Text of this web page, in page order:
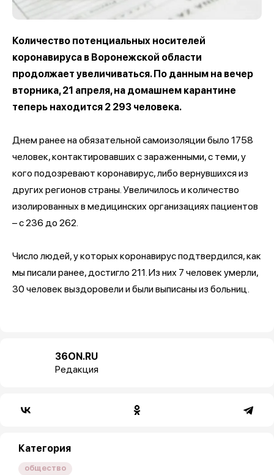
Количество потенциальных носителей
коронавируса в Воронежской области
продолжает увеличиваться. По данным на вечер
вторника, 21 апреля, на домашнем карантине
теперь находится 2 293 человека.
Днем ранее на обязательной самоизоляции было 1758
человек, контактировавших с зараженными, с теми, у
кого подозревают коронавирус, либо вернувшихся из
других регионов страны. Увеличилось и количество
изолированных в медицинских организациях пациентов
– с 236 до 262.
Число людей, у которых коронавирус подтвердился, как
мы писали ранее, достигло 211. Из них 7 человек умерли,
30 человек выздоровели и были выписаны из больниц.
36ON.RU
Редакция
Категория
общество